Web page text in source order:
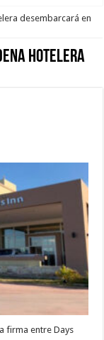
desembarcará en
hotelera
firma entre Days